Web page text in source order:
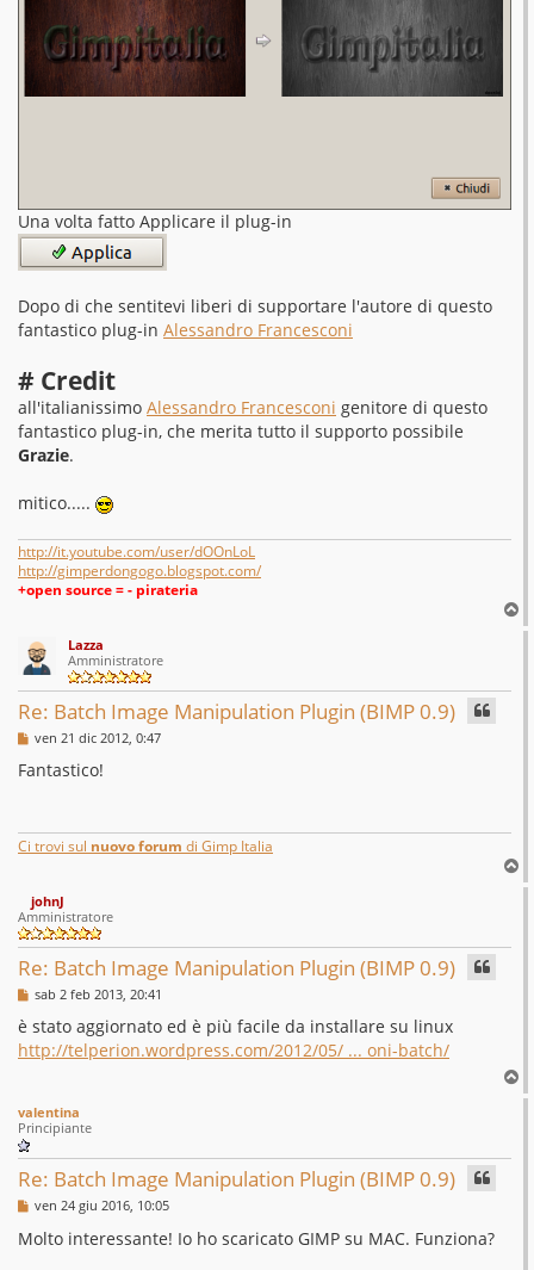
Una volta fatto Applicare il plug-in
Dopo di che sentitevi liberi di supportare l'autore di questo
fantastico plug-in Alessandro Francesconi
# Credit
all'italianissimo Alessandro Francesconi genitore di questo
fantastico plug-in, che merita tutto il supporto possibile
Grazie.
mitico.....
http://it.youtube.com/user/dOOnLoL
http://gimperdongogo.blogspot.com/
+open source = - pirateria
o
Lazza
Amministratore
Re: Batch Image Manipulation Plugin (BIMP 0.9)
M
s
g
ven 21 dic 2012, 0:47
Fantastico!
Ci trovi sul nuovo forum di Gimp Italia
o
johnJ
Amministratore
Re: Batch Image Manipulation Plugin (BIMP 0.9)
M
s
a
o
sab 2 feb 2013, 20:41
è stato aggiornato ed è più facile da installare su linux
http://telperion.wordpress.com/2012/05/ ... oni-batch/
o
valentina
Principiante
Re: Batch Image Manipulation Plugin (BIMP 0.9)
M
s
s
ven 24 giu 2016, 10:05
Molto interessante! Io ho scaricato GIMP su MAC. Funziona?